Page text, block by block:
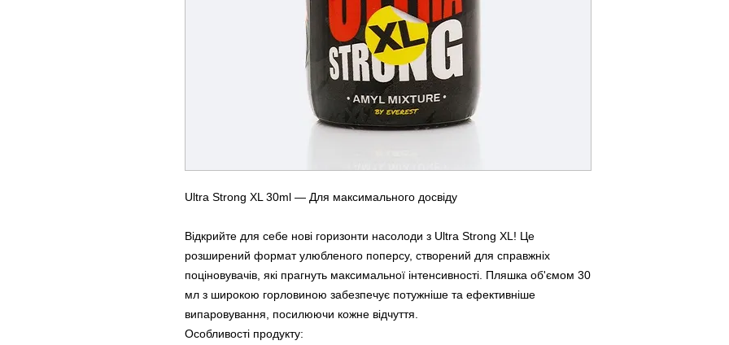
Ultra Strong XL 30ml — Для максимального досвіду
Відкрийте для себе нові горизонти насолоди з Ultra Strong XL! Це
розширений формат улюбленого поперсу, створений для справжніх
поціновувачів, які прагнуть максимальної інтенсивності. Пляшка об'ємом 30
мл з широкою горловиною забезпечує потужніше та ефективніше
випаровування, посилюючи кожне відчуття.
Особливості продукту: